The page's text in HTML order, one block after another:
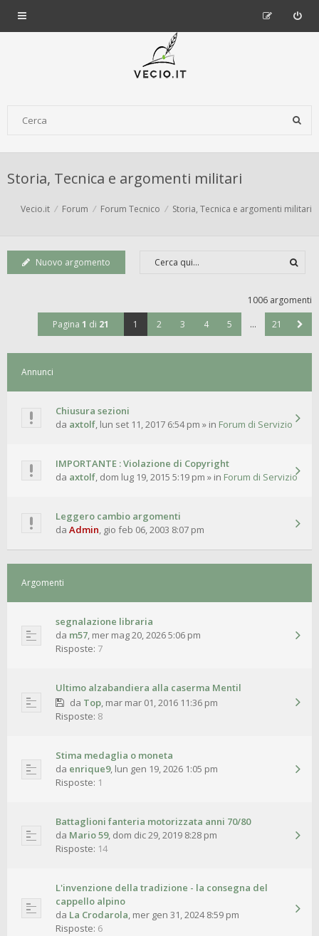
Storia, Tecnica e argomenti militari
Vecio.it Forum Forum Tecnico Storia, Tecnica e argomenti militari
Nuovo argomento
1006 argomenti
Pagina 1 di 21 1 2 3 4 5 … 21
Annunci
Chiusura sezioni
da axtolf, lun set 11, 2017 6:54 pm » in Forum di Servizio
IMPORTANTE : Violazione di Copyright
da axtolf, dom lug 19, 2015 5:19 pm » in Forum di Servizio
Leggero cambio argomenti
da Admin, gio feb 06, 2003 8:07 pm
Argomenti
segnalazione libraria
da m57, mer mag 20, 2026 5:06 pm
Risposte: 7
Ultimo alzabandiera alla caserma Mentil
da Top, mar mar 01, 2016 11:36 pm
Risposte: 8
Stima medaglia o moneta
da enrique9, lun gen 19, 2026 1:05 pm
Risposte: 1
Battaglioni fanteria motorizzata anni 70/80
da Mario 59, dom dic 29, 2019 8:28 pm
Risposte: 14
L'invenzione della tradizione - la consegna del
cappello alpino
da La Crodarola, mer gen 31, 2024 8:59 pm
Risposte: 6